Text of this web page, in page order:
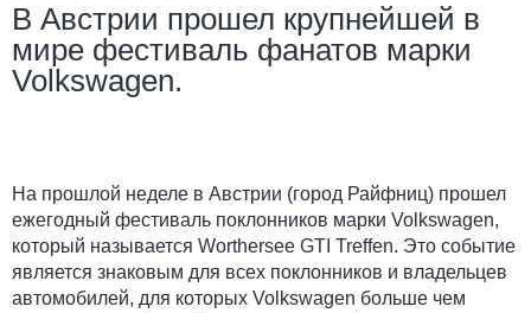
В Австрии прошел крупнейшей в
мире фестиваль фанатов марки
Volkswagen.
На прошлой неделе в Австрии (город Райфниц) прошел
ежегодный фестиваль поклонников марки Volkswagen,
который называется Worthersee GTI Treffen. Это событие
является знаковым для всех поклонников и владельцев
автомобилей, для которых Volkswagen больше чем